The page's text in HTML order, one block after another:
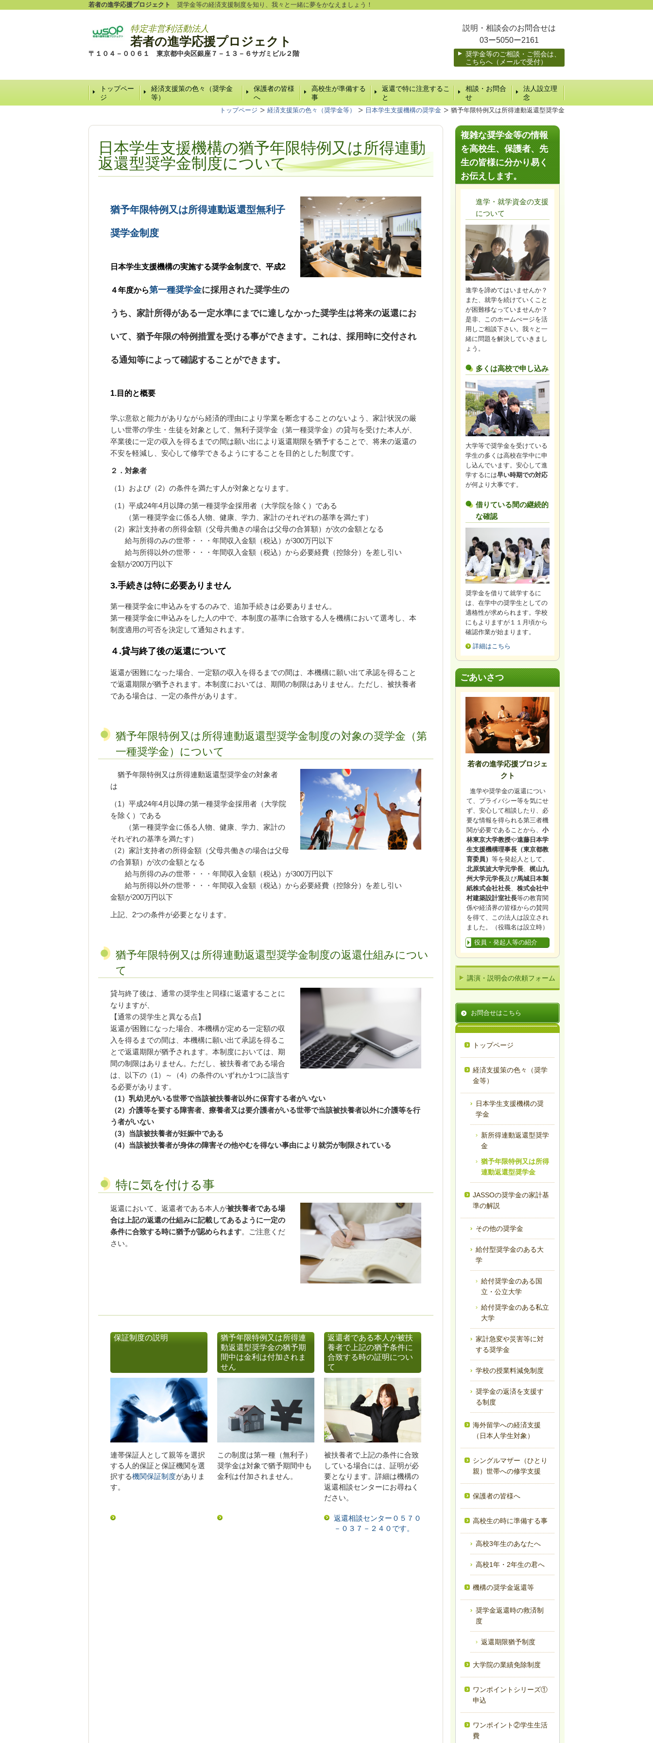
若者の進学応援プロジェクト 奨学金等の経済支援制度を知り、我々と一緒に夢をかなえましょう！
特定非営利活動法人
若者の進学応援プロジェクト
〒１０４－００６１ 東京都中央区銀座７－１３－６サガミビル２階
説明・相談会のお問合せは
03ー5050ー2161
奨学金等のご相談・ご照会は、
こちらへ（メールで受付）
トップペー
ジ
経済支援策の色々（奨学金
等）
保護者の皆様
へ
高校生が準備する
事
返還で特に注意するこ
と
相談・お問合
せ
法人設立理
念
トップページ 経済支援策の色々（奨学金等） 日本学生支援機構の奨学金 猶予年限特例又は所得連動返還型奨学金
日本学生支援機構の猶予年限特例又は所得連動
返還型奨学金制度について
猶予年限特例又は所得連動返還型無利子
奨学金制度
日本学生支援機構の実施する奨学金制度で、平成2
４年度から第一種奨学金に採用された奨学生の
うち、家計所得がある一定水準にまでに達しなかった奨学生は将来の返還にお
いて、猶予年限の特例措置を受ける事ができます。これは、採用時に交付され
る通知等によって確認することができます。
1.目的と概要
学ぶ意欲と能力がありながら経済的理由により学業を断念することのないよう、家計状況の厳
しい世帯の学生・生徒を対象として、無利子奨学金（第一種奨学金）の貸与を受けた本人が、
卒業後に一定の収入を得るまでの間は願い出により返還期限を猶予することで、将来の返還の
不安を軽減し、安心して修学できるようにすることを目的とした制度です。
２．対象者
（1）および（2）の条件を満たす人が対象となります。
（1）平成24年4月以降の第一種奨学金採用者（大学院を除く）である
（第一種奨学金に係る人物、健康、学力、家計のそれぞれの基準を満たす）
（2）家計支持者の所得金額（父母共働きの場合は父母の合算額）が次の金額となる
給与所得のみの世帯・・・年間収入金額（税込）が300万円以下
給与所得以外の世帯・・・年間収入金額（税込）から必要経費（控除分）を差し引い
金額が200万円以下
3.手続きは特に必要ありません
第一種奨学金に申込みをするのみで、追加手続きは必要ありません。
第一種奨学金に申込みをした人の中で、本制度の基準に合致する人を機構において選考し、本
制度適用の可否を決定して通知されます。
４.貸与終了後の返還について
返還が困難になった場合、一定額の収入を得るまでの間は、本機構に願い出て承認を得ること
で返還期限が猶予されます。本制度においては、期間の制限はありません。ただし、被扶養者
である場合は、一定の条件があります。
猶予年限特例又は所得連動返還型奨学金制度の対象の奨学金（第
一種奨学金）について
猶予年限特例又は所得連動返還型奨学金の対象者
は
（1）平成24年4月以降の第一種奨学金採用者（大学院
を除く）である
（第一種奨学金に係る人物、健康、学力、家計の
それぞれの基準を満たす）
（2）家計支持者の所得金額（父母共働きの場合は父母
の合算額）が次の金額となる
給与所得のみの世帯・・・年間収入金額（税込）が300万円以下
給与所得以外の世帯・・・年間収入金額（税込）から必要経費（控除分）を差し引い
金額が200万円以下
上記、2つの条件が必要となります。
猶予年限特例又は所得連動返還型奨学金制度の返還仕組みについ
て
貸与終了後は、通常の奨学生と同様に返還することに
なりますが、
【通常の奨学生と異なる点】
返還が困難になった場合、本機構が定める一定額の収
入を得るまでの間は、本機構に願い出て承認を得るこ
とで返還期限が猶予されます。本制度においては、期
間の制限はありません。ただし、被扶養者である場合
は、以下の（1）～（4）の条件のいずれか1つに該当す
る必要があります。
（1）乳幼児がいる世帯で当該被扶養者以外に保育する者がいない
（2）介護等を要する障害者、療養者又は要介護者がいる世帯で当該被扶養者以外に介護等を行
う者がいない
（3）当該被扶養者が妊娠中である
（4）当該被扶養者が身体の障害その他やむを得ない事由により就労が制限されている
特に気を付ける事
返還において、返還者である本人が被扶養者である場
合は上記の返還の仕組みに記載してあるように一定の
条件に合致する時に猶予が認められます。ご注意くだ
さい。
保証制度の説明
連帯保証人として親等を選択
する人的保証と保証機関を選
択する機関保証制度がありま
す。
猶予年限特例又は所得連
動返還型奨学金の猶予期
間中は金利は付加されま
せん
この制度は第一種（無利子）
奨学金は対象で猶予期間中も
金利は付加されません。
返還者である本人が被扶
養者で上記の猶予条件に
合致する時の証明につい
て
被扶養者で上記の条件に合致
している場合には、証明が必
要となります。詳細は機構の
返還相談センターにお尋ねく
ださい。
返還相談センター０５７０
－０３７－２４０です。
複雑な奨学金等の情報
を高校生、保護者、先
生の皆様に分かり易く
お伝えします。
進学・就学資金の支援
について
進学を諦めてはいませんか？
また、就学を続けていくこと
が困難移なっていませんか？
是非、このホームぺージを活
用しご相談下さい。我々と一
緒に問題を解決していきまし
ょう。
多くは高校で申し込み
大学等で奨学金を受けている
学生の多くは高校在学中に申
し込んでいます。安心して進
学するには早い時期での対応
が何より大事です。
借りている間の継続的
な確認
奨学金を借りて就学するに
は、在学中の奨学生としての
適格性が求められます。学校
にもよりますが１１月頃から
確認作業が始まります。
詳細はこちら
ごあいさつ
若者の進学応援プロジェ
クト
進学や奨学金の返還につい
て、プライバシー等を気にせ
ず、安心して相談したり、必
要な情報を得られる第三者機
関が必要であることから、 小
林東京大学教授や遠藤日本学
生支援機構理事長（東京都教
育委員） 等を発起人として、
北原筑波大学元学長
梶山九
州大学元学長及び馬城日本製
紙株式会社社長
株式会社中
村建築設計室社長等の教育関
係や経済界の皆様からの賛同
を得て、この法人は設立され
ました。（役職名は設立時）
役員・発起人等の紹介
講演・説明会の依頼フォーム
お問合せはこちら
トップページ
経済支援策の色々（奨学
金等）
日本学生支援機構の奨
学金
新所得連動返還型奨学
金
猶予年限特例又は所得
連動返還型奨学金
JASSOの奨学金の家計基
準の解説
その他の奨学金
給付型奨学金のある大
学
給付奨学金のある国
立・公立大学
給付奨学金のある私立
大学
家計急変や災害等に対
する奨学金
学校の授業料減免制度
奨学金の返済を支援す
る制度
海外留学への経済支援
（日本人学生対象）
シングルマザー（ひとり
親）世帯への修学支援
保護者の皆様へ
高校生の時に準備する事
高校3年生のあなたへ
高校1年・2年生の君へ
機構の奨学金返還等
奨学金返還時の救済制
度
返還期限猶予制度
大学院の業績免除制度
ワンポイントシリーズ①
申込
ワンポイント②学生生活
費